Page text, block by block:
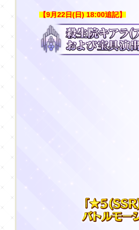
【9月22日(日) 18:00追記】